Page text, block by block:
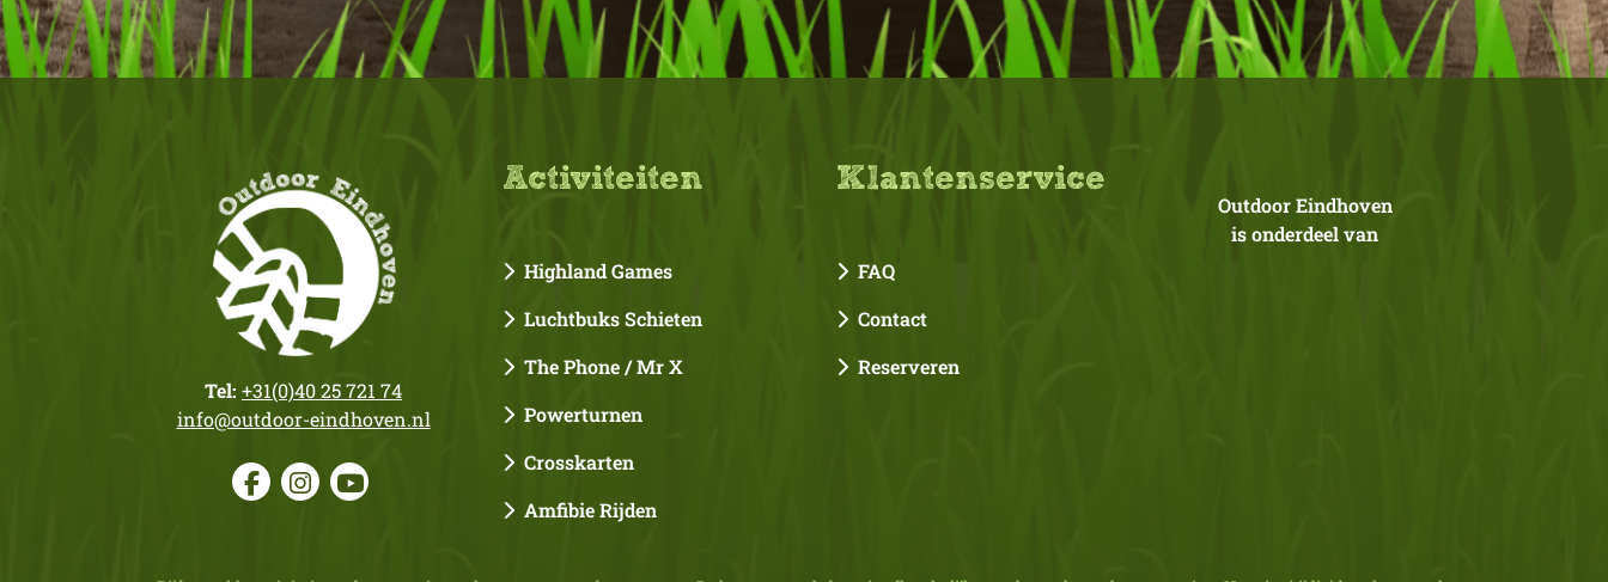
Tel: +31(0)40 25 721 74
info@outdoor-eindhoven.nl
Activiteiten
Highland Games
Luchtbuks Schieten
The Phone / Mr X
Powerturnen
Crosskarten
Amfibie Rijden
Klantenservice
FAQ
Contact
Reserveren
Outdoor Eindhoven
is onderdeel van